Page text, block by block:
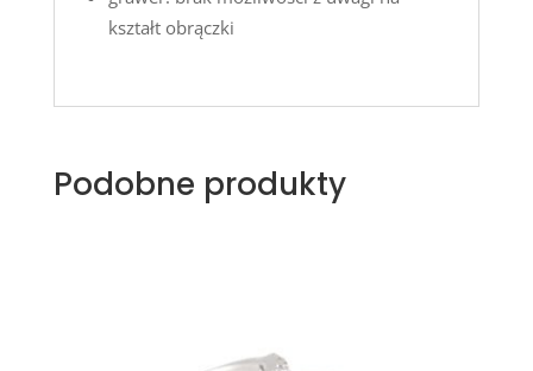
kształt obrączki
Podobne produkty